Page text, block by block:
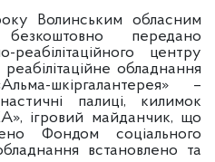
Волинським обласним
передано
реабілітаційного центру
обладнання
шкіргалантерея» –
палиці, килимок
ігровий майданчик, що
Фондом соціального
встановлено та